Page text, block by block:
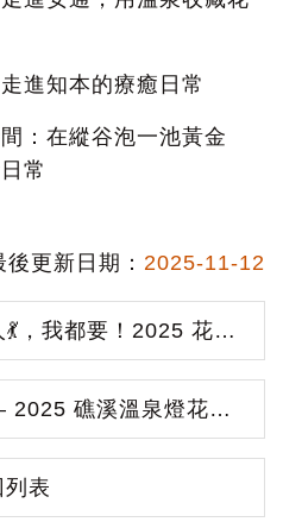
進知本的療癒日常
：在縱谷泡一池黃金
常
後更新日期： 2025-11-12
花蓮太平洋溫泉季「花湯記行」11/22 暖心開跑！
溪溫泉燈花季🎆閃耀登場 ✨
列表